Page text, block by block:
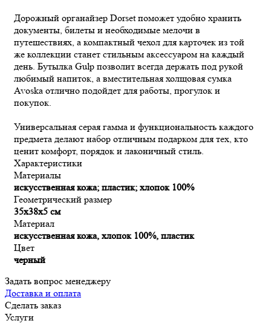
Дорожный органайзер Dorset поможет удобно хранить
документы, билеты и необходимые мелочи в
путешествиях, а компактный чехол для карточек из той
же коллекции станет стильным аксессуаром на каждый
день. Бутылка Gulp позволит всегда держать под рукой
любимый напиток, а вместительная холщовая сумка
Avoska отлично подойдет для работы, прогулок и
покупок.
Универсальная серая гамма и функциональность каждого
предмета делают набор отличным подарком для тех, кто
ценит комфорт, порядок и лаконичный стиль.
Характеристики
Материалы
искусственная кожа; пластик; хлопок 100%
Геометрический размер
35х38х5 см
Материал
искусственная кожа, хлопок 100%, пластик
Цвет
черный
Задать вопрос менеджеру
Доставка и оплата
Сделать заказ
Услуги